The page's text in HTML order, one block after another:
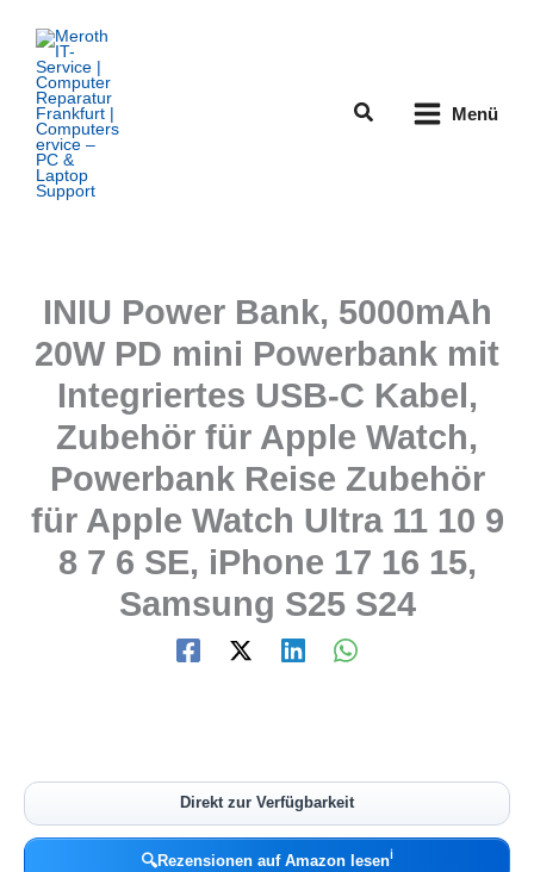
Inhalt
springen
Suchen Menü
INIU Power Bank, 5000mAh
20W PD mini Powerbank mit
Integriertes USB-C Kabel,
Zubehör für Apple Watch,
Powerbank Reise Zubehör
für Apple Watch Ultra 11 10 9
8 7 6 SE, iPhone 17 16 15,
Samsung S25 S24
Direkt zur Verfügbarkeit
🔍Rezensionen auf Amazon lesenℹ︎